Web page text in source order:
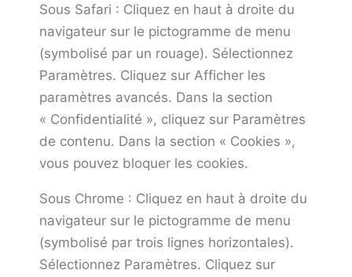
Sous Safari : Cliquez en haut à droite du
navigateur sur le pictogramme de menu
(symbolisé par un rouage). Sélectionnez
Paramètres. Cliquez sur Afficher les
paramètres avancés. Dans la section
« Confidentialité », cliquez sur Paramètres
de contenu. Dans la section « Cookies »,
vous pouvez bloquer les cookies.
Sous Chrome : Cliquez en haut à droite du
navigateur sur le pictogramme de menu
(symbolisé par trois lignes horizontales).
Sélectionnez Paramètres. Cliquez sur